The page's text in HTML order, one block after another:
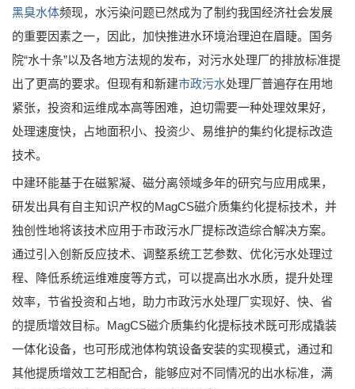
黑臭水体频现，水污染问题已然成为了制约我国经济社会发展
的重要因素之一，因此，加快推进水环境治理迫在眉睫。国务
院“水十条”以及各地方法规的发布，对污水处理厂的排放标准提
出了更高的要求。但现有和新建市政污水处理厂普遍存在用地
紧张，投资和运维成本高等困难，迫切需要一种处理效果好，
处理速度快，占地面积小、投资少、易维护的集约化提标改造
技术。
中建环能基于在磁絮凝、磁分离领域多年的研究与应用成果，
研发出具有自主知识产权的MagCS磁介质集约化提标技术，并
独创性地将该技术应用于市政污水厂提标改造综合解决方案。
通过引入创新反应技术、调整系统工艺参数、优化污水处理过
程、降低系统运维难度等方式，可以提高出水水质，提升处理
效率，节省投资和占地，助力市政污水处理厂实现好、快、省
的提质增效目标。MagCS磁介质集约化提标技术既可形成撬装
一体化设备，也可形成池体构筑设备安装的实现模式，通过和
其他提质增效工艺相配合，能够应对不同情况的出水标准，满